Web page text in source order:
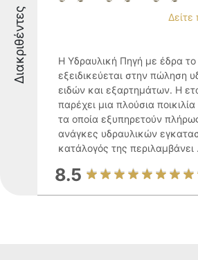
Διακριθέντες Δείτε
Η Υδραυλική Πηγή με έδρα
εξειδικεύεται στην πώληση
ειδών και εξαρτημάτων. Η
παρέχει μια πλούσια
τα οποία εξυπηρετούν
ανάγκες υδραυλικών
κατάλογός της περιλαμβάνει
8.5